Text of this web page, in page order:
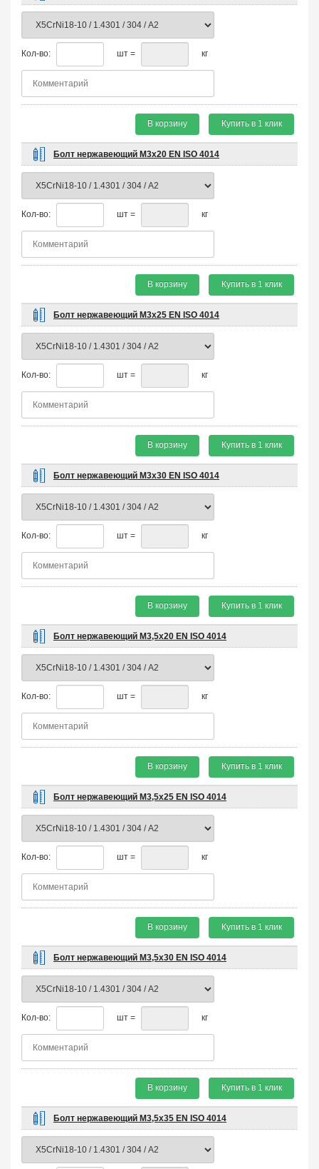
Кол-во: шт = кг
В корзину Купить в 1 клик
Болт нержавеющий М3х20 EN ISO 4014
Кол-во: шт = кг
В корзину Купить в 1 клик
Болт нержавеющий М3х25 EN ISO 4014
Кол-во: шт = кг
В корзину Купить в 1 клик
Болт нержавеющий М3х30 EN ISO 4014
Кол-во: шт = кг
В корзину Купить в 1 клик
Болт нержавеющий М3,5х20 EN ISO 4014
Кол-во: шт = кг
В корзину Купить в 1 клик
Болт нержавеющий М3,5х25 EN ISO 4014
Кол-во: шт = кг
В корзину Купить в 1 клик
Болт нержавеющий М3,5х30 EN ISO 4014
Кол-во: шт = кг
В корзину Купить в 1 клик
Болт нержавеющий М3,5х35 EN ISO 4014